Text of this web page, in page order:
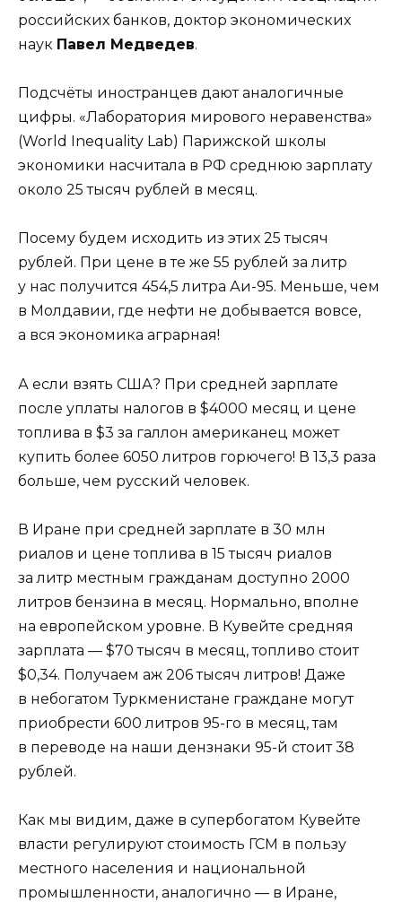
российских банков, доктор экономических
наук Павел Медведев.
Подсчёты иностранцев дают аналогичные
цифры. «Лаборатория мирового неравенства»
(World Inequality Lab) Парижской школы
экономики насчитала в РФ среднюю зарплату
около 25 тысяч рублей в месяц.
Посему будем исходить из этих 25 тысяч
рублей. При цене в те же 55 рублей за литр
у нас получится 454,5 литра Аи-95. Меньше, чем
в Молдавии, где нефти не добывается вовсе,
а вся экономика аграрная!
А если взять США? При средней зарплате
после уплаты налогов в $4000 месяц и цене
топлива в $3 за галлон американец может
купить более 6050 литров горючего! В 13,3 раза
больше, чем русский человек.
В Иране при средней зарплате в 30 млн
риалов и цене топлива в 15 тысяч риалов
за литр местным гражданам доступно 2000
литров бензина в месяц. Нормально, вполне
на европейском уровне. В Кувейте средняя
зарплата — $70 тысяч в месяц, топливо стоит
$0,34. Получаем аж 206 тысяч литров! Даже
в небогатом Туркменистане граждане могут
приобрести 600 литров 95-го в месяц, там
в переводе на наши дензнаки 95-й стоит 38
рублей.
Как мы видим, даже в супербогатом Кувейте
власти регулируют стоимость ГСМ в пользу
местного населения и национальной
промышленности, аналогично — в Иране,